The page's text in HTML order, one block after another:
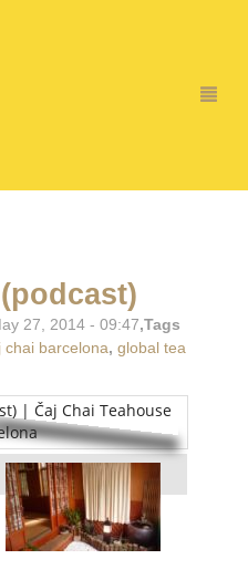
27, 2014 - 09:47,Tags
chai barcelona, global tea